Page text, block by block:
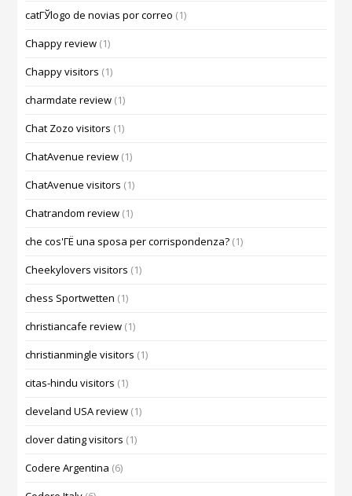
catГЎlogo de novias por correo (1)
Chappy review (1)
Chappy visitors (1)
charmdate review (1)
Chat Zozo visitors (1)
ChatAvenue review (1)
ChatAvenue visitors (1)
Chatrandom review (1)
che cos'ГЁ una sposa per corrispondenza? (1)
Cheekylovers visitors (1)
chess Sportwetten (1)
christiancafe review (1)
christianmingle visitors (1)
citas-hindu visitors (1)
cleveland USA review (1)
clover dating visitors (1)
Codere Argentina (6)